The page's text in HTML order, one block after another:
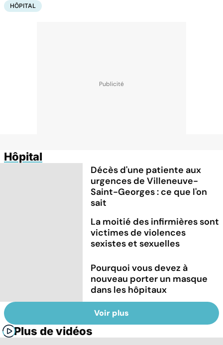
HÔPITAL
Hôpital
Décès d'une patiente aux
urgences de Villeneuve-
Saint-Georges : ce que l'on
sait
La moitié des infirmières sont
victimes de violences
sexistes et sexuelles
Pourquoi vous devez à
nouveau porter un masque
dans les hôpitaux
Voir plus
Plus de vidéos